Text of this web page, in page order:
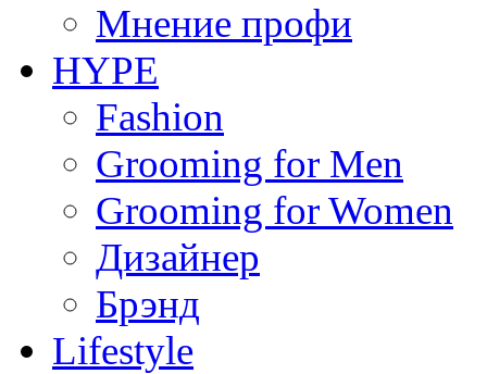
Мнение профи
HYPE
Fashion
Grooming for Men
Grooming for Women
Дизайнер
Брэнд
Lifestyle